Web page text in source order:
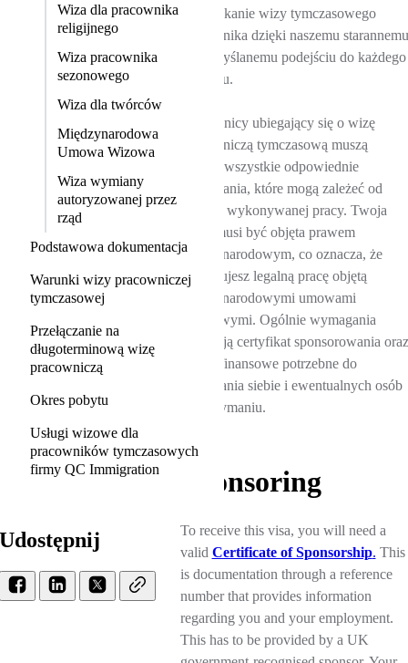
Wiza dla pracownika
religijnego
Wiza pracownika
sezonowego
Wiza dla twórców
Międzynarodowa
Umowa Wizowa
Wiza wymiany
autoryzowanej przez
rząd
Podstawowa dokumentacja
Warunki wizy pracowniczej
tymczasowej
Przełączanie na
długoterminową wizę
pracowniczą
Okres pobytu
Usługi wizowe dla
pracowników tymczasowych
firmy QC Immigration
na uzyskanie wizy tymczasowego
pracownika dzięki naszemu starannemu
i przemyślanemu podejściu do każdego
wniosku.
Pracownicy ubiegający się o wizę
pracowniczą tymczasową muszą
spełnić wszystkie odpowiednie
wymagania, które mogą zależeć od
rodzaju wykonywanej pracy. Twoja
praca musi być objęta prawem
międzynarodowym, co oznacza, że
wykonujesz legalną pracę objętą
międzynarodowymi umowami
handlowymi. Ogólnie wymagania
obejmują certyfikat sponsorowania oraz
środki finansowe potrzebne do
utrzymania siebie i ewentualnych osób
na utrzymaniu.
Sponsoring
To receive this visa, you will need a
valid Certificate of Sponsorship. This
is documentation through a reference
number that provides information
regarding you and your employment.
This has to be provided by a UK